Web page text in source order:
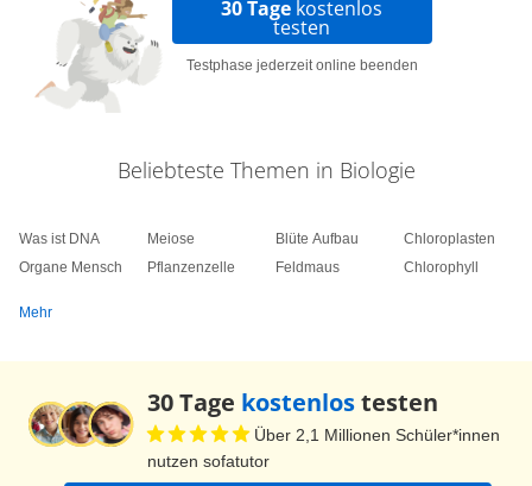
30 Tage kostenlos
testen
Testphase jederzeit online beenden
Beliebteste Themen in Biologie
Was ist DNA
Organe Mensch
Meiose
Pflanzenzelle
Blüte Aufbau
Feldmaus
Chloroplasten
Chlorophyll
Mehr
30 Tage kostenlostesten
Über 2,1 Millionen Schüler*innen
nutzen sofatutor